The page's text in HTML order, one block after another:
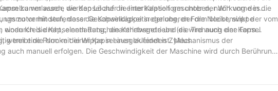
wurde die Kapsel auf die Interkalation geschoben, nach vorne in die
zu verlassen, werden Löcher in einer Kapselform unter der Wirkung des
zu verhindern, dass die Kapselkappe in der oberen Form bleibt, sinkt der vom
die Kapselentladung, die Kehrtwende und die Trennung der Kapsel
mit stufenloser Geschwindigkeitsregelung, der die Nockenwippe
Kreis dreht, einem Ratschenantriebsgetriebe (es wird auch eine Form
treibt die Nocke die Wippe in einen laufenden Zyklus.
eine Form mit einer Kapsel ausgekleidet ist. Mechanismus der
auch manuell erfolgen. Die Geschwindigkeit der Maschine wird durch Berührung
mit der Anzeigegeschwindigkeit ausgestattet (siehe Bild (9).).